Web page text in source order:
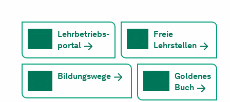
Lehrbetriebs-
portal
Freie
Lehrstellen
Bildungswege
Goldenes
Buch